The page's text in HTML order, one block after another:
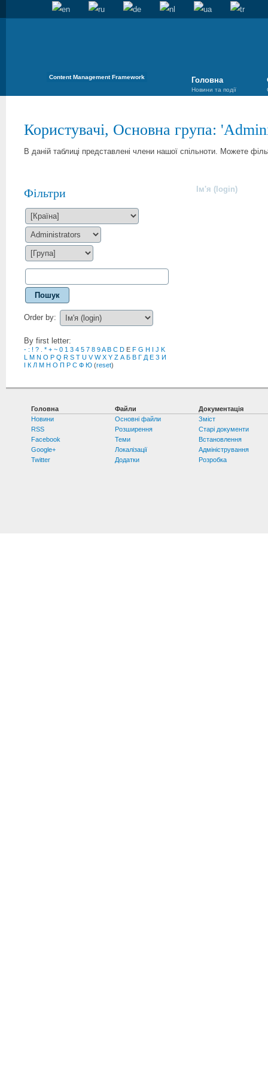
Content Management Framework Головна
Новини та події
Користувачі, Основна група: '
В даній таблиці представлені члени нашої спільноти. Можете
Фільтри
Пошук
Order by:
By first letter:
- : ! ? * + ~ 0 1 3 4 5 7 8 9A B C D E F G H J K
M N O P Q R S T U V W X Y Z А Б В Г Д Е З И
К Л М Н О П Р С Ф Ю (reset)
Ім'я (login)
Головна
Новини
RSS
Facebook
Google+
Twitter
Файли
Основні файли
Розширення
Теми
Локалізації
Додатки
Документація
Зміст
Старі документи
Встановлення
Адміністрування
Розробка